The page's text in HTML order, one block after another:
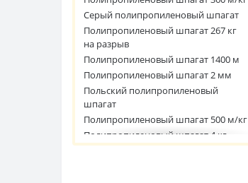
Серый полипропиленовый шпагат
Полипропиленовый шпагат 267 кг
на разрыв
Полипропиленовый шпагат 1400 м
Полипропиленовый шпагат 2 мм
Польский полипропиленовый
шпагат
Полипропиленовый шпагат 500 м/кг
Полипропиленовый шпагат 4 кг